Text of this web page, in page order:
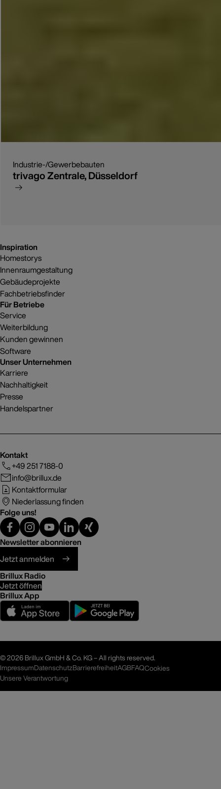
Industrie-/Gewerbebauten
trivago Zentrale, Düsseldorf
Inspiration
Homestorys
Innenraumgestaltung
Gebäudeprojekte
Fachbetriebsfinder
Für Betriebe
Service
Weiterbildung
Kunden gewinnen
Software
Unser Unternehmen
Karriere
Nachhaltigkeit
Presse
Handelspartner
Kontakt
+49 251 7188-0
info@brillux.de
Kontaktformular
Niederlassung finden
Folge uns!
Newsletter abonnieren
Jetzt anmelden
Brillux Radio
Jetzt öffnen
Brillux App
©2026 Brillux GmbH & Co. KG – All rights reserved.
ImpressumDatenschutzBarrierefreiheitAGBFAQCookies
Unsere Verantwortung